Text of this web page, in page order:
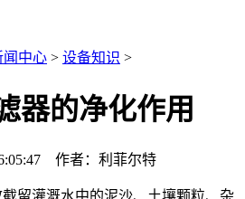
闻中心 > 设备知识 >
器的净化作用
作者：利菲尔特
截留灌溉水中的泥沙、土壤颗粒、杂